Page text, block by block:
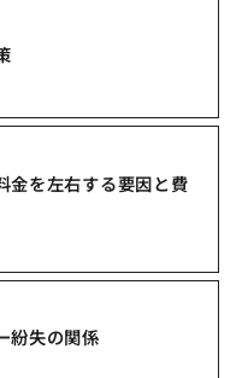
金を左右する要因と費
紛失の関係